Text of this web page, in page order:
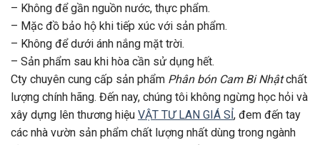
– Không để gần nguồn nước, thực phẩm.
– Mặc đồ bảo hộ khi tiếp xúc với sản phẩm.
– Không để dưới ánh nắng mặt trời.
– Sản phẩm sau khi hòa cần sử dụng hết.
Cty chuyên cung cấp sản phẩm Phân bón Cam Bi Nhậtchất
lượng chính hãng. Đến nay, chúng tôi không ngừng học hỏi và
xây dựng lên thương hiệu VẬT TƯ LAN GIÁ SỈ, đem đến tay
các nhà vườn sản phẩm chất lượng nhất dùng trong ngành